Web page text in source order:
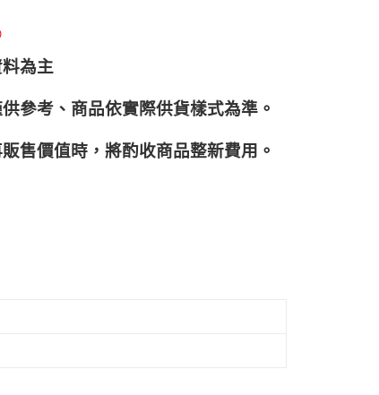
為主
參考、商品依實際供貨樣式為準。
售價值時，將酌收商品整﻿新費用。